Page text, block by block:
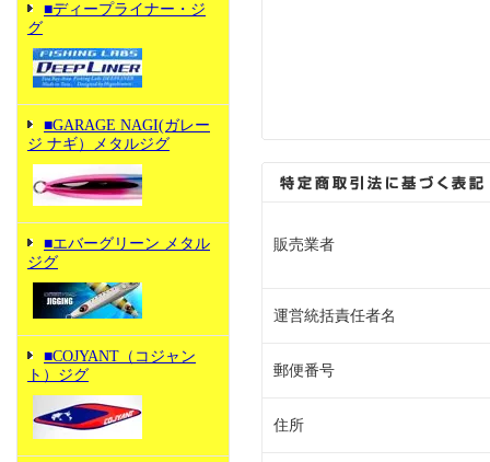
■ディープライナー・ジ
グ
■GARAGE NAGI(ガレー
ジ ナギ）メタルジグ
■エバーグリーン メタル
ジグ
■COJYANT（コジャン
ト）ジグ
販売業者
運営統括責任者名
郵便番号
住所